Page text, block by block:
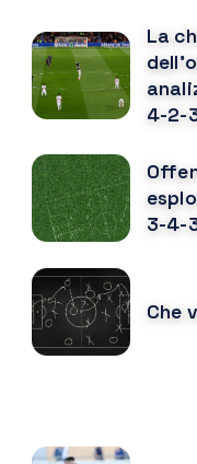
La
4-2-
3-4-
Che